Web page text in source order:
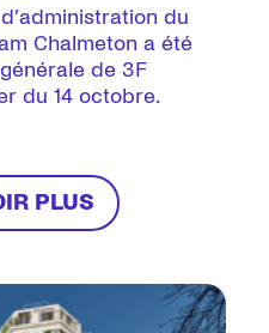
3F
du
Chalmeton a été
de 3F
du 14 octobre.
PLUS